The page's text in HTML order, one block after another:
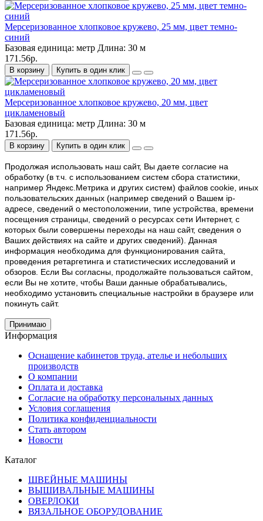
Мерсеризованное хлопковое кружево, 25 мм, цвет темно-
синий
Базовая единица: метр Длина: 30 м
171.56р.
В корзину Купить в один клик
Мерсеризованное хлопковое кружево, 20 мм, цвет
цикламеновый
Базовая единица: метр Длина: 30 м
171.56р.
В корзину Купить в один клик
Продолжая использовать наш cайт, Вы даете согласие на
обработку (в т.ч. с использованием систем сбора статистики,
например Яндекс.Метрика и других систем) файлов cookie, иных
пользовательских данных (например сведений о Вашем ip-
адресе, сведений о местоположении, типе устройства, времени
посещения страницы, сведений о ресурсах сети Интернет, с
которых были совершены переходы на наш сайт, сведения о
Ваших действиях на сайте и других сведений). Данная
информация необходима для функционирования сайта,
проведения ретаргетинга и статистических исследований и
обзоров. Если Вы согласны, продолжайте пользоваться сайтом,
если Вы не хотите, чтобы Ваши данные обрабатывались,
необходимо установить специальные настройки в браузере или
покинуть сайт.
Принимаю
Информация
Оснащение кабинетов труда, ателье и небольших
производств
О компании
Оплата и доставка
Согласие на обработку персональных данных
Условия соглашения
Политика конфиденциальности
Стать автором
Новости
Каталог
ШВЕЙНЫЕ МАШИНЫ
ВЫШИВАЛЬНЫЕ МАШИНЫ
ОВЕРЛОКИ
ВЯЗАЛЬНОЕ ОБОРУДОВАНИЕ